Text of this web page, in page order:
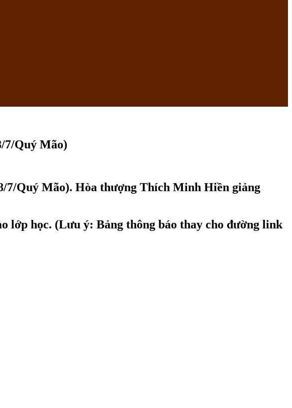
7/Quý Mão)
7/Quý Mão). Hòa thượng Thích Minh Hiền giảng
lớp học. (Lưu ý: Bảng thông báo thay cho đường link